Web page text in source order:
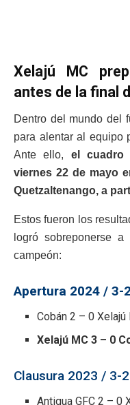
Xelajú MC
antes de la final
Dentro del mundo del
para alentar al equipo
Ante ello, el cuadro
viernes 22 de mayo
Quetzaltenango, a
Estos fueron los
logró sobreponerse
campeón:
Apertura 2024 / 3-
Cobán 2 – 0 Xelajú
Xelajú MC 3 – 0
Clausura 2023 / 3-
Antigua GFC 2 – 0